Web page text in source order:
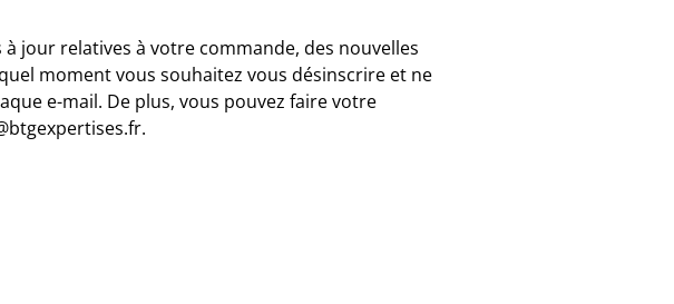
jour relatives à votre commande, des nouvelles
moment vous souhaitez vous désinscrire et ne
e-mail. De plus, vous pouvez faire votre